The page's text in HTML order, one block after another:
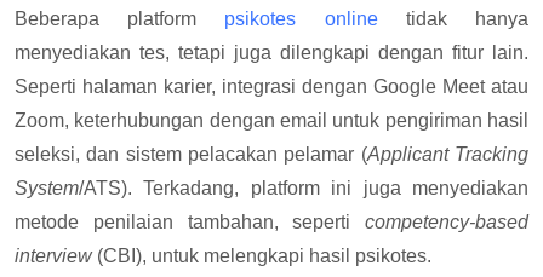
Beberapa platform psikotes onlinetidak hanya
menyediakan tes, tetapi juga dilengkapi dengan fitur lain.
Seperti halaman karier, integrasi dengan Google Meet atau
Zoom, keterhubungan dengan email untuk pengiriman hasil
seleksi, dan sistem pelacakan pelamar (Applicant Tracking
System/ATS). Terkadang, platform ini juga menyediakan
metode penilaian tambahan, seperti competency-based
interview(CBI), untuk melengkapi hasil psikotes.